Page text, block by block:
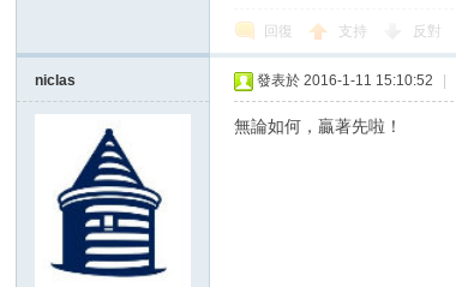
回復 支持 反對
niclas 發表於 2016-1-11 15:10:52
無論如何，贏著先啦！